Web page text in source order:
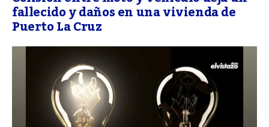
fallecido y daños en una vivienda de
Puerto La Cruz